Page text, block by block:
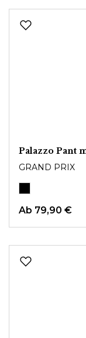
Palazzo Pant
GRAND PRIX
Ab 79,90 €